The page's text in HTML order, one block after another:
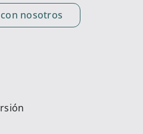
nosotros